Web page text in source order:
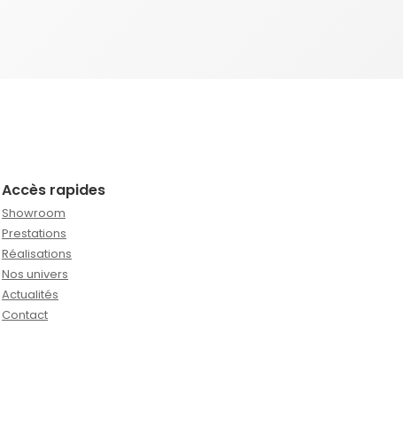
Accès rapides
Showroom
Prestations
Réalisations
Nos univers
Actualités
Contact